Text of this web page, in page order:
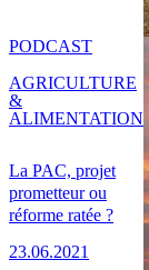
La PAC, projet
prometteur ou
réforme ratée ?
23.06.2021
PODCAST
AGRICULTURE
&
ALIMENTATION